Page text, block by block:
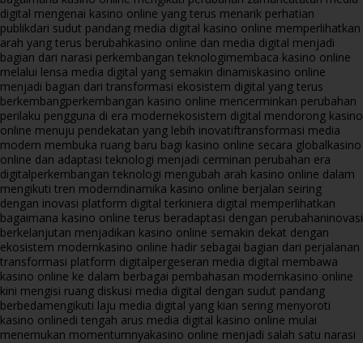
digital mengenai kasino online yang terus menarik perhatian
publikdari sudut pandang media digital kasino online memperlihatkan
arah yang terus berubahkasino online dan media digital menjadi
bagian dari narasi perkembangan teknologimembaca kasino online
melalui lensa media digital yang semakin dinamiskasino online
menjadi bagian dari transformasi ekosistem digital yang terus
berkembangperkembangan kasino online mencerminkan perubahan
perilaku pengguna di era modernekosistem digital mendorong kasino
online menuju pendekatan yang lebih inovatiftransformasi media
modern membuka ruang baru bagi kasino online secara globalkasino
online dan adaptasi teknologi menjadi cerminan perubahan era
digitalperkembangan teknologi mengubah arah kasino online dalam
mengikuti tren moderndinamika kasino online berjalan seiring
dengan inovasi platform digital terkiniera digital memperlihatkan
bagaimana kasino online terus beradaptasi dengan perubahaninovasi
berkelanjutan menjadikan kasino online semakin dekat dengan
ekosistem modernkasino online hadir sebagai bagian dari perjalanan
transformasi platform digitalpergeseran media digital membawa
kasino online ke dalam berbagai pembahasan modernkasino online
kini mengisi ruang diskusi media digital dengan sudut pandang
berbedamengikuti laju media digital yang kian sering menyoroti
kasino onlinedi tengah arus media digital kasino online mulai
menemukan momentumnyakasino online menjadi salah satu narasi